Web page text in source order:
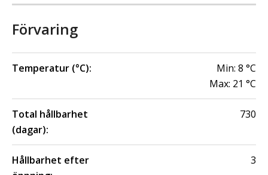
Förvaring
Temperatur (°C): Min: 8 °C
Max: 21 °C
Total hållbarhet
(dagar):
730
Hållbarhet efter
3